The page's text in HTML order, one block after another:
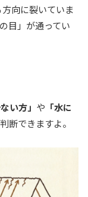
向に裂いていま
目」が通ってい
い方」 や 「水に
断できますよ。